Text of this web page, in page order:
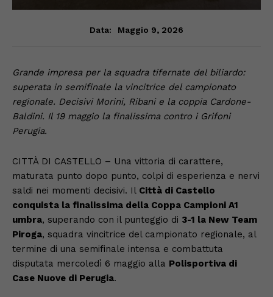
Data: Maggio 9, 2026
Grande impresa per la squadra tifernate del biliardo:
superata in semifinale la vincitrice del campionato
regionale. Decisivi Morini, Ribani e la coppia Cardone-
Baldini. Il 19 maggio la finalissima contro i Grifoni
Perugia.
CITTÀ DI CASTELLO – Una vittoria di carattere,
maturata punto dopo punto, colpi di esperienza e nervi
saldi nei momenti decisivi. Il Città di Castello
conquista la finalissima della Coppa Campioni A1
umbra, superando con il punteggio di 3-1 la New Team
Piroga, squadra vincitrice del campionato regionale, al
termine di una semifinale intensa e combattuta
disputata mercoledì 6 maggio alla Polisportiva di
Case Nuove di Perugia.